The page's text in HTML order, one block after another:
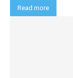
Read more